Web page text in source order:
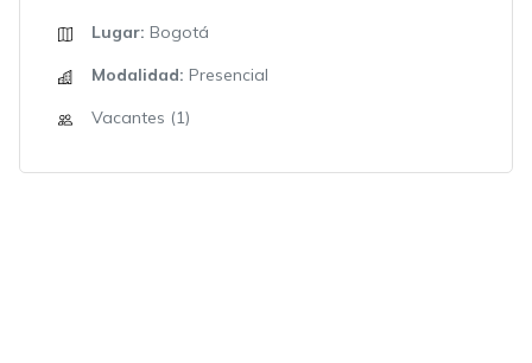
Lugar: Bogotá
Modalidad: Presencial
Vacantes (1)